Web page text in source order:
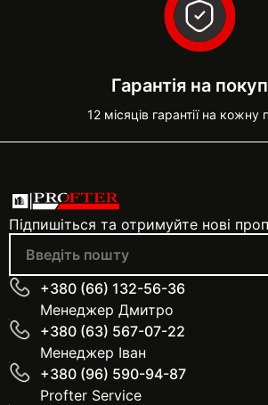
Гарантія на
12 місяців гарантії на кожну
Підпишіться та отримуйте нові
+380 (66) 132-56-36
Менеджер Дмитро
+380 (63) 567-07-22
Менеджер Іван
+380 (96) 590-94-87
Profter Service